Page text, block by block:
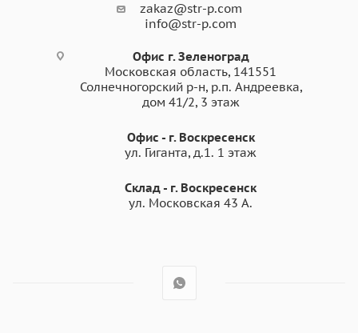
zakaz@str-p.com
info@str-p.com
Офис г. Зеленоград
Московская область, 141551
Солнечногорский р-н, р.п. Андреевка,
дом 41/2, 3 этаж
Офис - г. Воскресенск
ул. Гиганта, д.1. 1 этаж
Склад - г. Воскресенск
ул. Московская 43 А.